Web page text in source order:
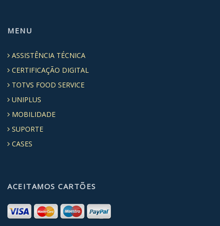
MENU
ASSISTÊNCIA TÉCNICA
CERTIFICAÇÃO DIGITAL
TOTVS FOOD SERVICE
UNIPLUS
MOBILIDADE
SUPORTE
CASES
ACEITAMOS CARTÕES